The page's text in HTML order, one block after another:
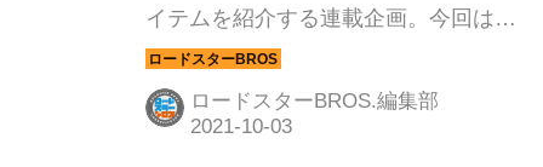
イテムを紹介する連載企画。今回は、
実際にアイテムを試してみることにし
てみた。ピックアップしたのは、ハン
ドルの遮熱カバー。
ロードスターBROS.編集部